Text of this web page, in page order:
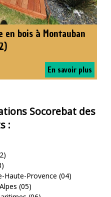
en bois à Montauban
En savoir plus
Socorebat des
:
Haute-Provence (04)
(05)